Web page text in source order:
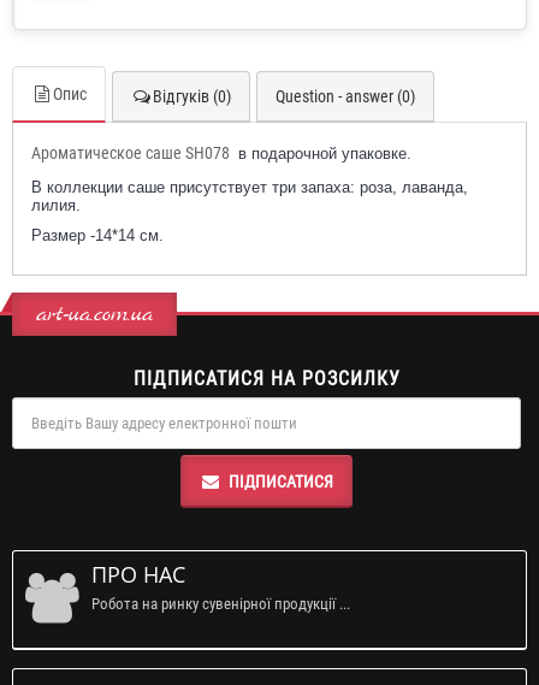
Опис Відгуків (0) Question - answer (0)
Ароматическое саше SH078 в подарочной упаковке.
В коллекции саше присутствует три запаха: роза, лаванда,
лилия.
Размер -14*14 см.
art-ua.com.ua
ПІДПИСАТИСЯ НА РОЗСИЛКУ
ПІДПИСАТИСЯ
ПРО НАС
Робота на ринку сувенірної продукції ...